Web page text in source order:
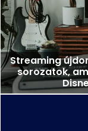
Streaming
sorozatok,